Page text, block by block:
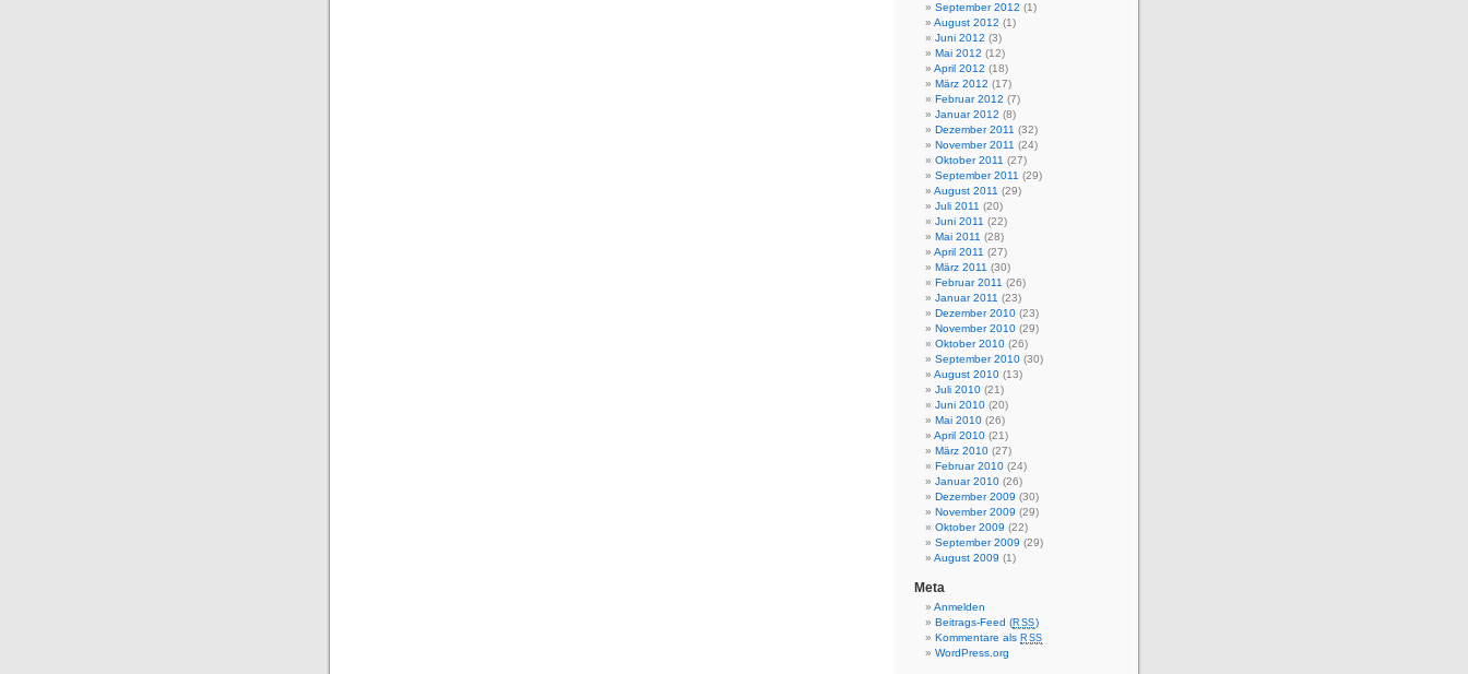
September 2012 (1)
August 2012 (1)
Juni 2012 (3)
Mai 2012 (12)
April 2012 (18)
März 2012 (17)
Februar 2012 (7)
Januar 2012 (8)
Dezember 2011 (32)
November 2011 (24)
Oktober 2011 (27)
September 2011 (29)
August 2011 (29)
Juli 2011 (20)
Juni 2011 (22)
Mai 2011 (28)
April 2011 (27)
März 2011 (30)
Februar 2011 (26)
Januar 2011 (23)
Dezember 2010 (23)
November 2010 (29)
Oktober 2010 (26)
September 2010 (30)
August 2010 (13)
Juli 2010 (21)
Juni 2010 (20)
Mai 2010 (26)
April 2010 (21)
März 2010 (27)
Februar 2010 (24)
Januar 2010 (26)
Dezember 2009 (30)
November 2009 (29)
Oktober 2009 (22)
September 2009 (29)
August 2009 (1)
Meta
Anmelden
Beitrags-Feed (RSS)
Kommentare als RSS
WordPress.org